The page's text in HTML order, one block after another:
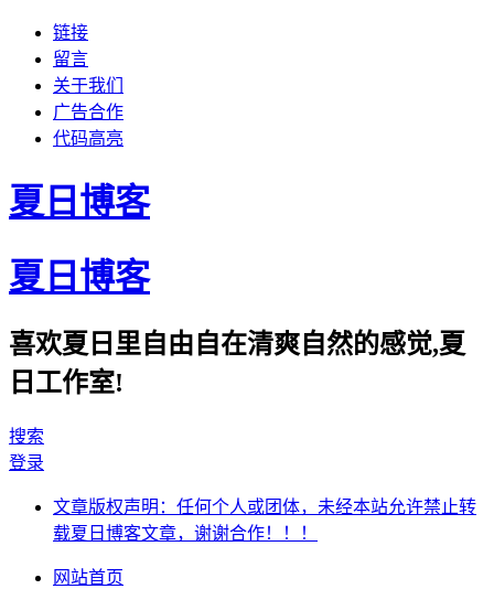
链接
留言
关于我们
广告合作
代码高亮
夏日博客
夏日博客
喜欢夏日里自由自在清爽自然的感觉,夏
日工作室!
搜索
登录
文章版权声明：任何个人或团体，未经本站允许禁止转
载夏日博客文章，谢谢合作！！！
网站首页